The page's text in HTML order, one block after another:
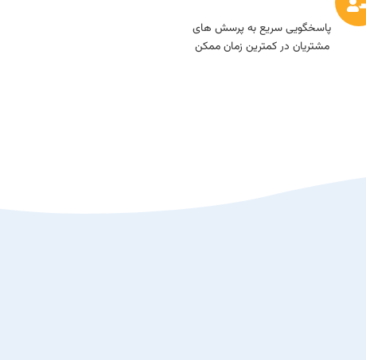
پاسخگویی سریع به پرسش های
مشتریان در کمترين زمان ممکن